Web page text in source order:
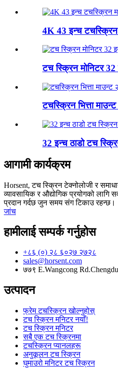
4K 43 इन्च टचस्क्रिन
टच स्क्रिन मोनिटर 32
टचस्क्रिन भित्ता
32 इन्च ठाडो टच
आगामी कार्यक्रम
Horsent, टच स्क्रिन टेक्नोलोजी र
व्यावसायिक र औद्योगिक प्रयोगको लागि
प्रदान गर्दछ जुन समय संग टिकाउ रहन्छ।
जांच
हामीलाई सम्पर्क गर्नुहोस
+८६ (०) २८ ६०२७ २७२८
sales@horsent.com
७७९ E.Wangcong
उत्पादन
फ्रेम टचस्क्रिन खोल्नुहोस्
टच स्क्रिन मनिटर नयाँ!
टच स्क्रिन मनिटर
सबै एक टच स्क्रिनमा
टचस्क्रिन प्यानलहरू
अनुकूलन टच स्क्रिन
घुमाउरो मनिटर टच स्क्रिन